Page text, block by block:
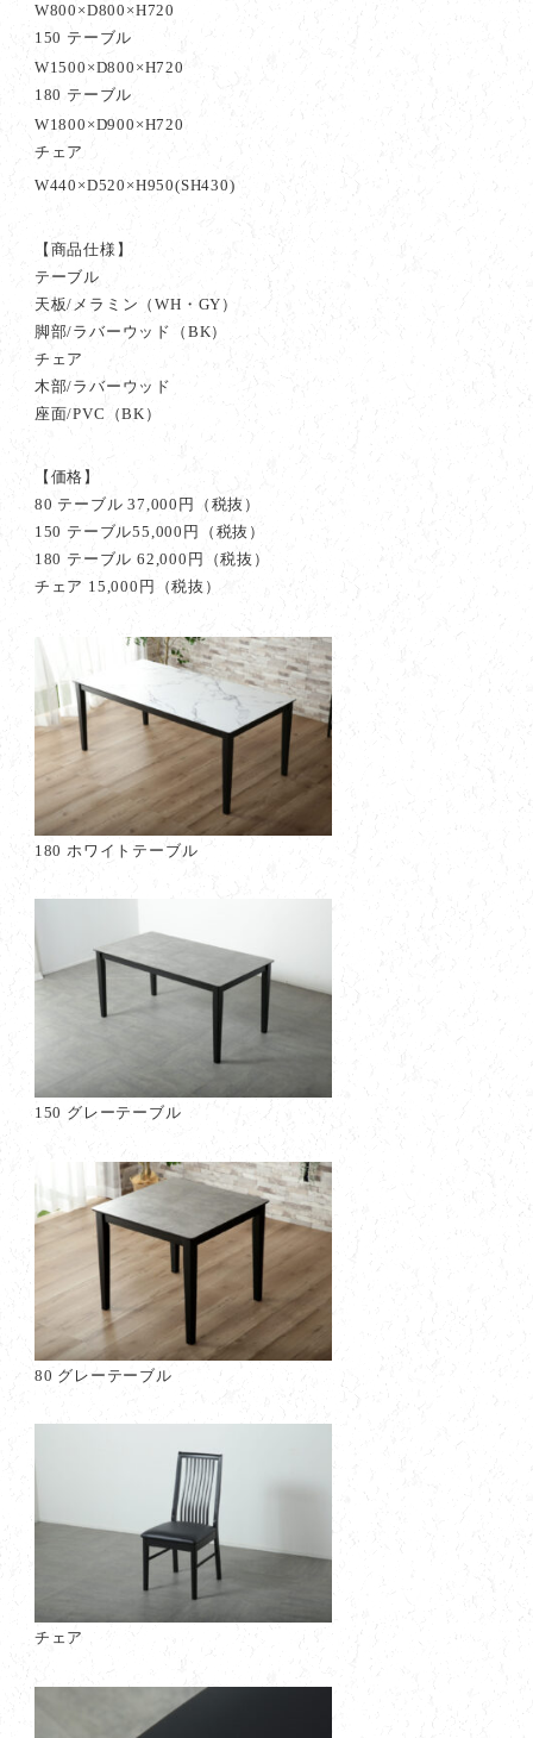
W800×D800×H720
150 テーブル
W1500×D800×H720
180 テーブル
W1800×D900×H720
チェア
W440×D520×H950(SH430)
【商品仕様】
テーブル
天板/メラミン（WH・GY）
脚部/ラバーウッド（BK）
チェア
木部/ラバーウッド
座面/PVC（BK）
【価格】
80 テーブル 37,000円（税抜）
150 テーブル55,000円（税抜）
180 テーブル 62,000円（税抜）
チェア 15,000円（税抜）
180 ホワイトテーブル
150 グレーテーブル
80 グレーテーブル
チェア